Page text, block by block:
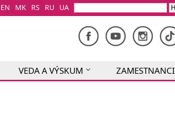
EN MK RS RU UA
VEDA A VÝSKUM ZAMESTNANCI